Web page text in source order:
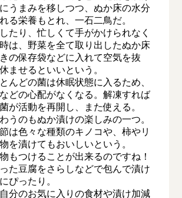
うまみを移しつつ、ぬか床の水分
る栄養もとれ、一石二鳥だ。
たり、忙しくて手がかけられなく
は、野菜を全て取り出したぬか床
の保存袋などに入れて空気を抜
ませるといいという。
んどの菌は休眠状態に入るため、
どの心配がなくなる。解凍すれば
が活動を再開し、また使える。
うのもぬか漬けの楽しみの一つ。
は色々な種類のキノコや、柿やリ
を漬けてもおいしいという。
もつけることが出来るのですね！
た豆腐をさらしなどで包んで漬け
ぴったり。
分のお気に入りの食材や漬け加減